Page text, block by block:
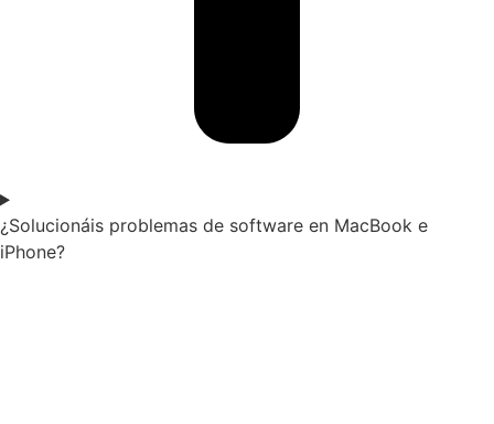
¿Solucionáis problemas de software en MacBook e
iPhone?